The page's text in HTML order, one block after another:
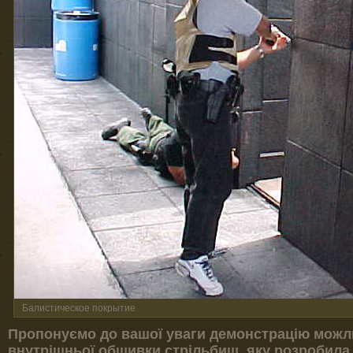
Балистическое покрытие
Пропонуємо до вашої уваги демонстрацію